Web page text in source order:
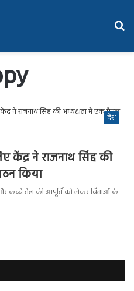
देश
केंद्र ने राजनाथ सिंह की
किया
और कच्चे तेल की आपूर्ति को लेकर चिंताओं के